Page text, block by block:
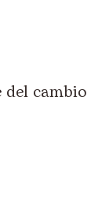
del cambio